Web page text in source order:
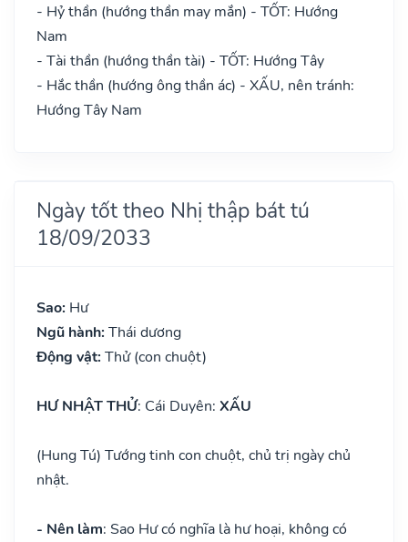
- Hỷ thần (hướng thần may mắn) - TỐT: Hướng
Nam
- Tài thần (hướng thần tài) - TỐT: Hướng Tây
- Hắc thần (hướng ông thần ác) - XẤU, nên tránh:
Hướng Tây Nam
Ngày tốt theo Nhị thập bát tú
18/09/2033
Sao: Hư
Ngũ hành: Thái dương
Động vật: Thử (con chuột)
HƯ NHẬT THỬ: Cái Duyên: XẤU
(Hung Tú) Tướng tinh con chuột, chủ trị ngày chủ
nhật.
- Nên làm: Sao Hư có nghĩa là hư hoại, không có